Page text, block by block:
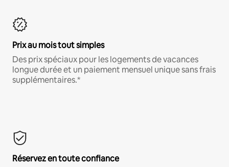
Prix au mois tout simples
Des prix spéciaux pour les logements de vacances
longue durée et un paiement mensuel unique sans frais
supplémentaires.*
Réservez en toute confiance